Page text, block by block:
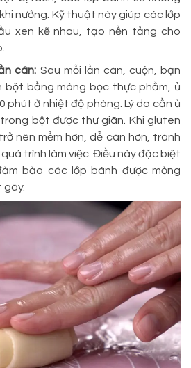
nướng. Kỹ thuật này giúp các lớp
xen kẽ nhau, tạo nền tảng cho
cán: Sau mỗi lần cán, cuộn, bạn
bột bằng màng bọc thực phẩm, ủ
phút ở nhiệt độ phòng. Lý do cần ủ
bột được thư giãn. Khi gluten
nên mềm hơn, dễ cán hơn, tránh
trình làm việc. Điều này đặc biệt
bảo các lớp bánh được mỏng
gãy.